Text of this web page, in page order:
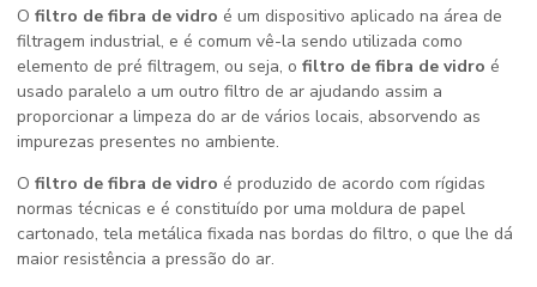
O filtro de fibra de vidro é um dispositivo aplicado na área de
filtragem industrial, e é comum vê-la sendo utilizada como
elemento de pré filtragem, ou seja, o filtro de fibra de vidro é
usado paralelo a um outro filtro de ar ajudando assim a
proporcionar a limpeza do ar de vários locais, absorvendo as
impurezas presentes no ambiente.
O filtro de fibra de vidro é produzido de acordo com rígidas
normas técnicas e é constituído por uma moldura de papel
cartonado, tela metálica fixada nas bordas do filtro, o que lhe dá
maior resistência a pressão do ar.